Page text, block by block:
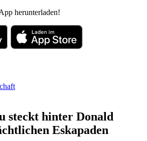
herunterladen!
steckt hinter Donald
Eskapaden